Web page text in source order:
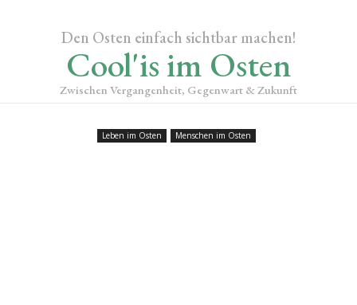
Den Osten einfach sichtbar machen!
Cool'is im Osten
Zwischen Vergangenheit, Gegenwart & Zukunft
Leben im Osten Menschen im Osten